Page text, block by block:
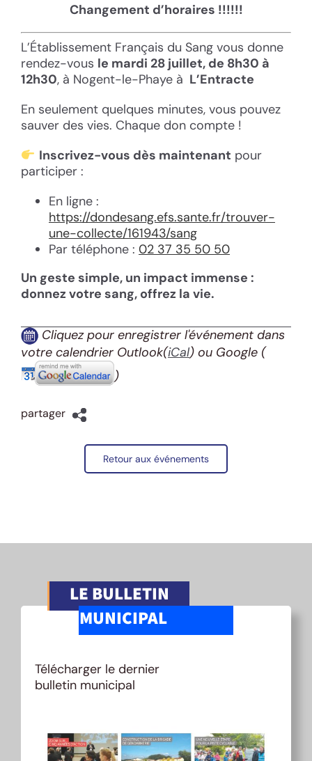
Changement d’horaires !!!!!!
L’Établissement Français du Sang vous donne
rendez-vous le mardi 28 juillet, de 8h30 à
12h30, à Nogent-le-Phaye à L’Entracte
En seulement quelques minutes, vous pouvez
sauver des vies. Chaque don compte !
Inscrivez-vous dès maintenant pour
participer :
En ligne :
https://dondesang.efs.sante.fr/trouver-
une-collecte/161943/sang
Par téléphone : 02 37 35 50 50
Un geste simple, un impact immense :
donnez votre sang, offrez la vie.
Cliquez pour enregistrer l'événement dans
votre calendrier Outlook(iCal) ou Google (
)
partager
Retour aux événements
LE BULLETIN
MUNICIPAL
Télécharger le dernier
bulletin municipal